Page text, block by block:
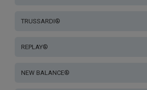
TRUSSARDI®
REPLAY®
NEW BALANCE®